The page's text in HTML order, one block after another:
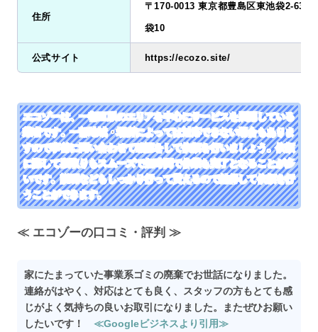
住所
〒170-0013 東京都豊島区東池袋2-63-
袋10
公式サイト https://ecozo.site/
エコゾーは、一都三県のエリアを中心にサービスを展開している
業者です。一部地域・場所によっては対応できない場合もありま
すので事前に問い合わせて確認をして依頼を行いましょう。依頼
に際して段取りもスムーズで短時間で作業も完了となることが多
いです。説明などもしっかり行って貰えるので納得して依頼を行
うことができます。
≪ エコゾーの口コミ・評判 ≫
家にたまっていた事業系ゴミの廃棄でお世話になりました。
連絡がはやく、対応はとても良く、スタッフの方もとても感
じがよく気持ちの良いお取引になりました。またぜひお願い
したいです！ ≪Googleビジネスより引用≫